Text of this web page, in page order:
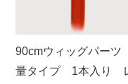
90cmウィッグパー
量タイプ 1本入り